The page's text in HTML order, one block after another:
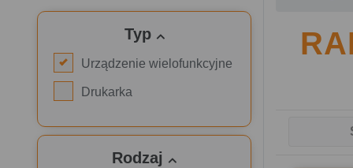
Typ
Urządzenie wielofunkcyjne
Drukarka
Rodzaj